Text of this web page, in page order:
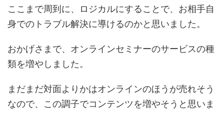
ここまで周到に、ロジカルにすることで、お相手自
身でのトラブル解決に導けるのかと思いました。
おかげさまで、オンラインセミナーのサービスの種
類を増やしました。
まだまだ対面よりかはオンラインのほうが売れそう
なので、この調子でコンテンツを増やそうと思いま